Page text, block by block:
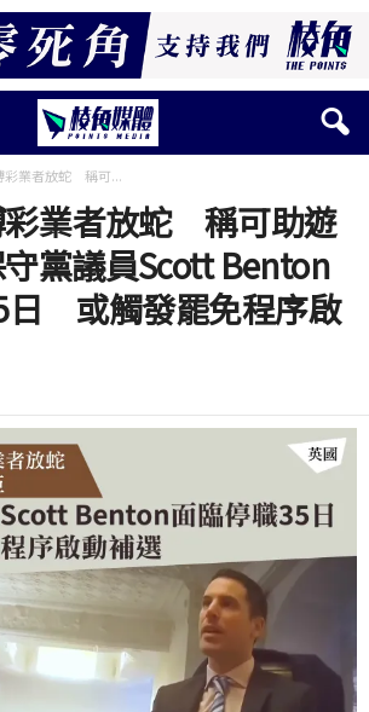
彩業者放蛇 稱可...
彩業者放蛇 稱可助遊
黨議員Scott Benton
日 或觸發罷免程序啟